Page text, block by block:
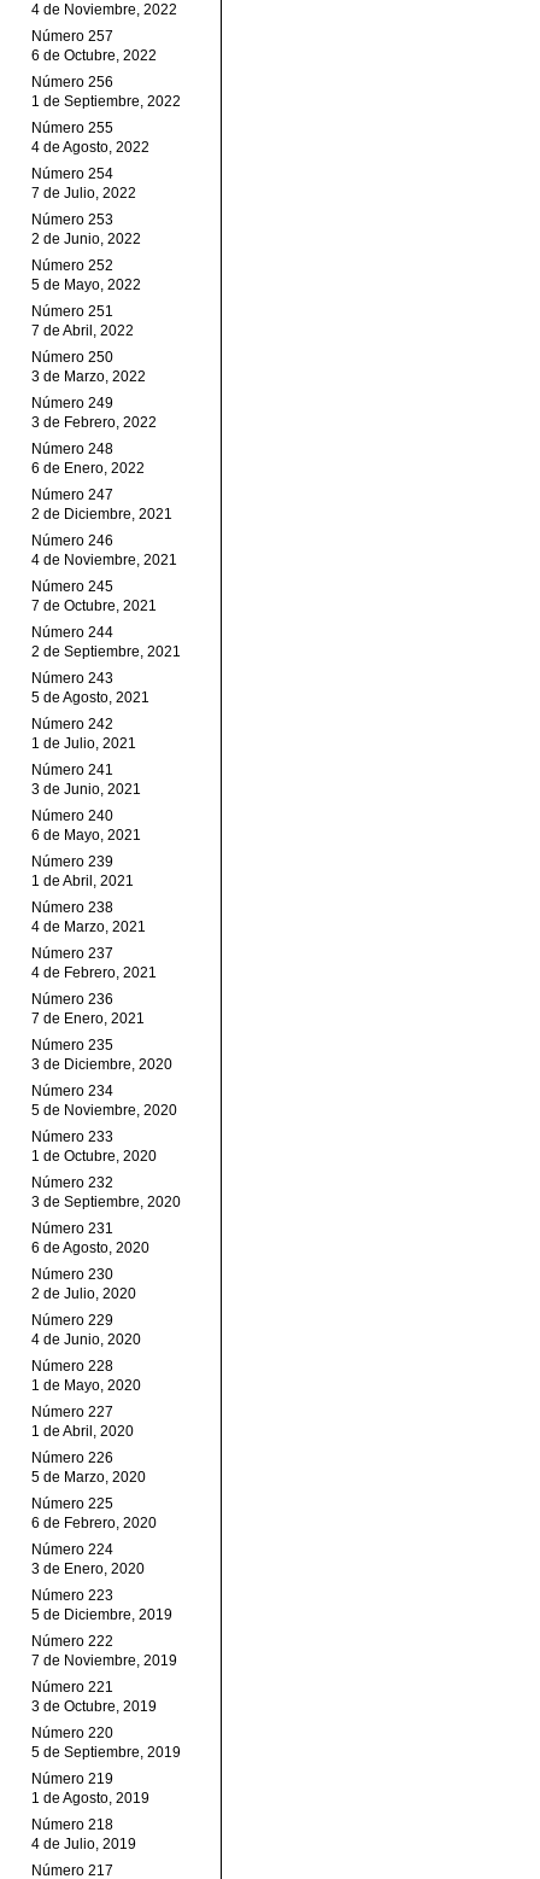
4 de Noviembre, 2022
Número 257
6 de Octubre, 2022
Número 256
1 de Septiembre, 2022
Número 255
4 de Agosto, 2022
Número 254
7 de Julio, 2022
Número 253
2 de Junio, 2022
Número 252
5 de Mayo, 2022
Número 251
7 de Abril, 2022
Número 250
3 de Marzo, 2022
Número 249
3 de Febrero, 2022
Número 248
6 de Enero, 2022
Número 247
2 de Diciembre, 2021
Número 246
4 de Noviembre, 2021
Número 245
7 de Octubre, 2021
Número 244
2 de Septiembre, 2021
Número 243
5 de Agosto, 2021
Número 242
1 de Julio, 2021
Número 241
3 de Junio, 2021
Número 240
6 de Mayo, 2021
Número 239
1 de Abril, 2021
Número 238
4 de Marzo, 2021
Número 237
4 de Febrero, 2021
Número 236
7 de Enero, 2021
Número 235
3 de Diciembre, 2020
Número 234
5 de Noviembre, 2020
Número 233
1 de Octubre, 2020
Número 232
3 de Septiembre, 2020
Número 231
6 de Agosto, 2020
Número 230
2 de Julio, 2020
Número 229
4 de Junio, 2020
Número 228
1 de Mayo, 2020
Número 227
1 de Abril, 2020
Número 226
5 de Marzo, 2020
Número 225
6 de Febrero, 2020
Número 224
3 de Enero, 2020
Número 223
5 de Diciembre, 2019
Número 222
7 de Noviembre, 2019
Número 221
3 de Octubre, 2019
Número 220
5 de Septiembre, 2019
Número 219
1 de Agosto, 2019
Número 218
4 de Julio, 2019
Número 217